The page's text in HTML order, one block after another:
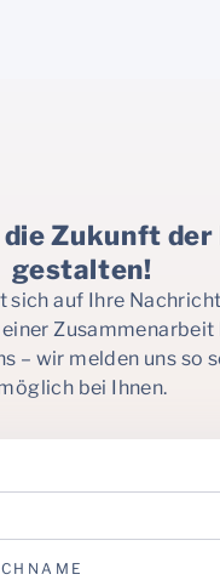
die Zukunft
gestalten!
sich auf Ihre
Zusammenarbeit
– wir melden uns so
bei Ihnen.